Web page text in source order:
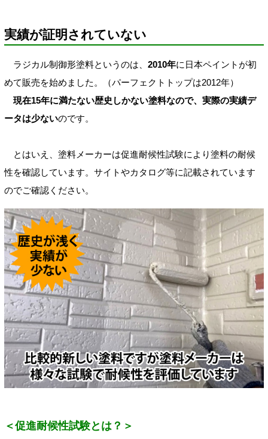
実績が証明されていない
ラジカル制御形塗料というのは、 2010年に日本ペイントが初
めて販売を始めました。（パーフェクトトップは2012年）
現在15年に満たない歴史しかない塗料なので、実際の実績デ
ータは少ないのです。
とはいえ、塗料メーカーは促進耐候性試験により塗料の耐候
性を確認しています。サイトやカタログ等に記載されています
のでご確認ください。
＜促進耐候性試験とは？＞